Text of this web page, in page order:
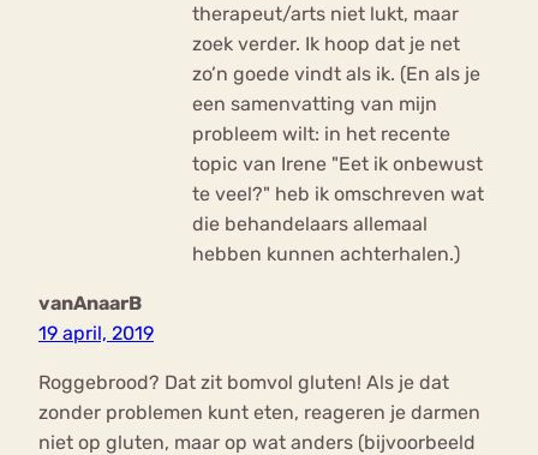
therapeut/arts niet lukt, maar
zoek verder. Ik hoop dat je net
zo’n goede vindt als ik. (En als je
een samenvatting van mijn
probleem wilt: in het recente
topic van Irene "Eet ik onbewust
te veel?" heb ik omschreven wat
die behandelaars allemaal
hebben kunnen achterhalen.)
vanAnaarB
19 april, 2019
Roggebrood? Dat zit bomvol gluten! Als je dat
zonder problemen kunt eten, reageren je darmen
niet op gluten, maar op wat anders (bijvoorbeeld